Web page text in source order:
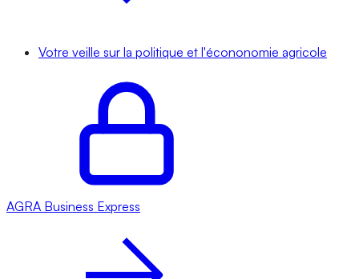
Votre veille sur la politique et l'écononomie agricole
AGRA Business Express